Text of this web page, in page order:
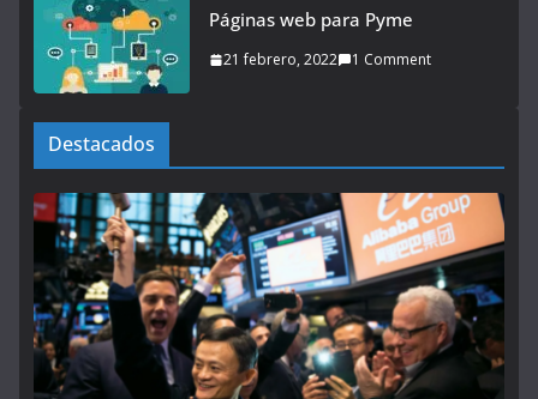
Páginas web para Pyme
21 febrero, 2022 1 Comment
Destacados